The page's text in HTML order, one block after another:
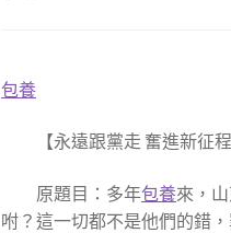
包養
【永遠跟黨走 奮進新征
原題目：多年包養來，
咐？這一切都不是他們的錯